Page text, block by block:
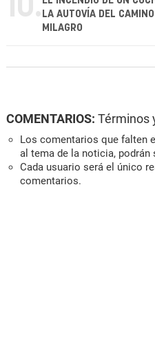
10. LA AUTOVÍA DEL
MILAGRO
COMENTARIOS: Términos
Los comentarios que falten
al tema de la noticia, podrán
Cada usuario será el único
comentarios.